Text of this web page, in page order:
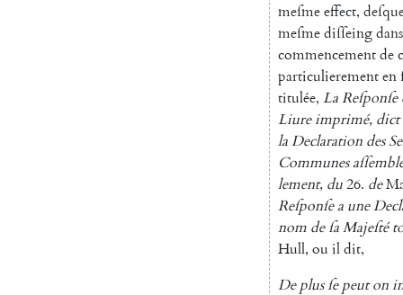
meſmeeffect,
meſmediſſeingdans
commencementde
particulierementen
titulée, LaReſponſe
Liureimprimé, dict
laDeclaration des
Communes
lement, du26. de
Reſponſe a une
nom de ſaMajeſté
Hull, ou ildit,
De plus ſe peut on